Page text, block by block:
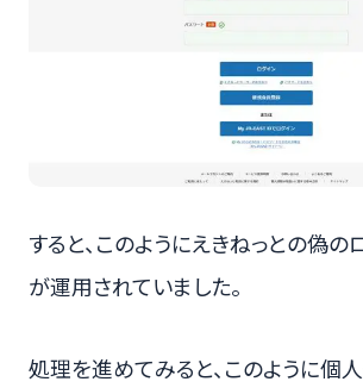
すると、このようにえきねっとの偽
が運用されていました。
処理を進めてみると、このように個